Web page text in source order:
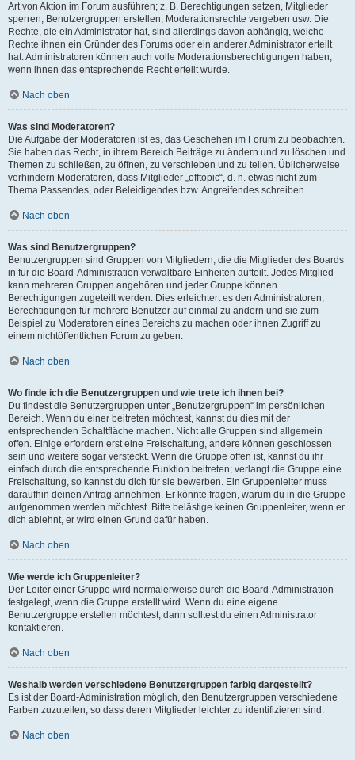
Art von Aktion im Forum ausführen; z. B. Berechtigungen setzen, Mitglieder
sperren, Benutzergruppen erstellen, Moderationsrechte vergeben usw. Die
Rechte, die ein Administrator hat, sind allerdings davon abhängig, welche
Rechte ihnen ein Gründer des Forums oder ein anderer Administrator erteilt
hat. Administratoren können auch volle Moderationsberechtigungen haben,
wenn ihnen das entsprechende Recht erteilt wurde.
Nach oben
Was sind Moderatoren?
Die Aufgabe der Moderatoren ist es, das Geschehen im Forum zu beobachten.
Sie haben das Recht, in ihrem Bereich Beiträge zu ändern und zu löschen und
Themen zu schließen, zu öffnen, zu verschieben und zu teilen. Üblicherweise
verhindern Moderatoren, dass Mitglieder „offtopic“, d. h. etwas nicht zum
Thema Passendes, oder Beleidigendes bzw. Angreifendes schreiben.
Nach oben
Was sind Benutzergruppen?
Benutzergruppen sind Gruppen von Mitgliedern, die die Mitglieder des Boards
in für die Board-Administration verwaltbare Einheiten aufteilt. Jedes Mitglied
kann mehreren Gruppen angehören und jeder Gruppe können
Berechtigungen zugeteilt werden. Dies erleichtert es den Administratoren,
Berechtigungen für mehrere Benutzer auf einmal zu ändern und sie zum
Beispiel zu Moderatoren eines Bereichs zu machen oder ihnen Zugriff zu
einem nichtöffentlichen Forum zu geben.
Nach oben
Wo finde ich die Benutzergruppen und wie trete ich ihnen bei?
Du findest die Benutzergruppen unter „Benutzergruppen“ im persönlichen
Bereich. Wenn du einer beitreten möchtest, kannst du dies mit der
entsprechenden Schaltfläche machen. Nicht alle Gruppen sind allgemein
offen. Einige erfordern erst eine Freischaltung, andere können geschlossen
sein und weitere sogar versteckt. Wenn die Gruppe offen ist, kannst du ihr
einfach durch die entsprechende Funktion beitreten; verlangt die Gruppe eine
Freischaltung, so kannst du dich für sie bewerben. Ein Gruppenleiter muss
daraufhin deinen Antrag annehmen. Er könnte fragen, warum du in die Gruppe
aufgenommen werden möchtest. Bitte belästige keinen Gruppenleiter, wenn er
dich ablehnt, er wird einen Grund dafür haben.
Nach oben
Wie werde ich Gruppenleiter?
Der Leiter einer Gruppe wird normalerweise durch die Board-Administration
festgelegt, wenn die Gruppe erstellt wird. Wenn du eine eigene
Benutzergruppe erstellen möchtest, dann solltest du einen Administrator
kontaktieren.
Nach oben
Weshalb werden verschiedene Benutzergruppen farbig dargestellt?
Es ist der Board-Administration möglich, den Benutzergruppen verschiedene
Farben zuzuteilen, so dass deren Mitglieder leichter zu identifizieren sind.
Nach oben